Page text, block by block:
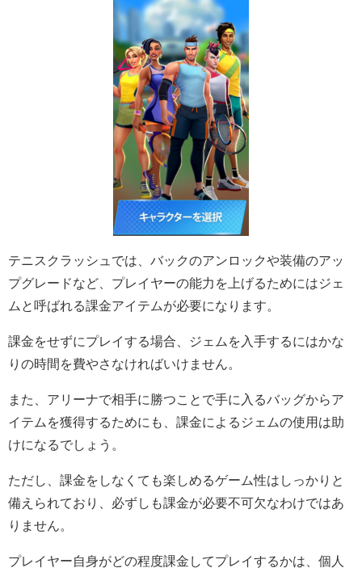
テニスクラッシュでは、バックのアンロックや装備のアッ
プグレードなど、プレイヤーの能力を上げるためにはジェ
ムと呼ばれる課金アイテムが必要になります。
課金をせずにプレイする場合、ジェムを入手するにはかな
りの時間を費やさなければいけません。
また、アリーナで相手に勝つことで手に入るバッグからア
イテムを獲得するためにも、課金によるジェムの使用は助
けになるでしょう。
ただし、課金をしなくても楽しめるゲーム性はしっかりと
備えられており、必ずしも課金が必要不可欠なわけではあ
りません。
プレイヤー自身がどの程度課金してプレイするかは、個人